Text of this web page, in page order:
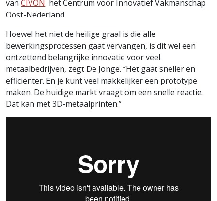
van CIVON, het Centrum voor Innovatief Vakmanschap
Oost-Nederland.
Hoewel het niet de heilige graal is die alle
bewerkingsprocessen gaat vervangen, is dit wel een
ontzettend belangrijke innovatie voor veel
metaalbedrijven, zegt De Jonge. “Het gaat sneller en
efficiënter. En je kunt veel makkelijker een prototype
maken. De huidige markt vraagt om een snelle reactie.
Dat kan met 3D-metaalprinten.”